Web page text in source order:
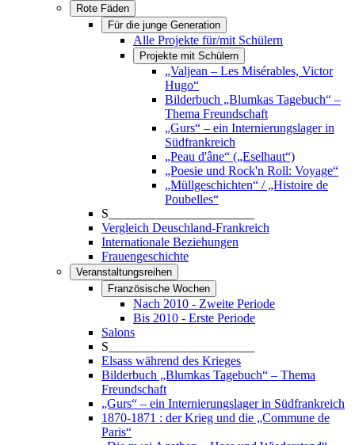
Rote Fäden
Für die junge Generation
Alle Projekte für/mit Schülern
Projekte mit Schülern
„Valjean – Les Misérables, Victor
Hugo“
Bilderbuch „Blumkas Tagebuch“ –
Thema Freundschaft
„Gurs“ – ein Internierungslager in
Südfrankreich
„Peau d'âne“ („Eselhaut“)
„Poesie und Rock'n Roll: Voyage“
„Müllgeschichten“ / „Histoire de
Poubelles“
S_______________________
Vergleich Deuschland-Frankreich
Internationale Beziehungen
Frauengeschichte
Veranstaltungsreihen
Französische Wochen
Nach 2010 - Zweite Periode
Bis 2010 - Erste Periode
Salons
S_______________________
Elsass während des Krieges
Bilderbuch „Blumkas Tagebuch“ – Thema
Freundschaft
„Gurs“ – ein Internierungslager in Südfrankreich
1870-1871 : der Krieg und die „Commune de
Paris“